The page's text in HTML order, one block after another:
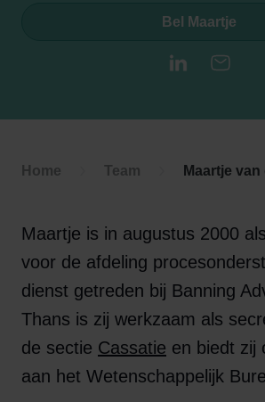
Bel Maartje
LinkedInE-mail
Home Team Maartje
Maartje is in augustus 2000
voor de afdeling
dienst getreden bij Banning
Thans is zij werkzaam als
de sectie Cassatie en biedt zij
aan het Wetenschappelijk